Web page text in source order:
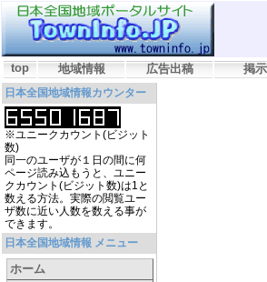
top 地域情報 広告出稿 掲
日本全国地域情報カウンター
※ユニークカウント(ビジット
数)
同一のユーザが１日の間に何
ページ読み込もうと、ユニー
クカウント(ビジット数)は1と
数える方法。実際の閲覧ユー
ザ数に近い人数を数える事が
できます。
日本全国地域情報 メニュー
ホーム